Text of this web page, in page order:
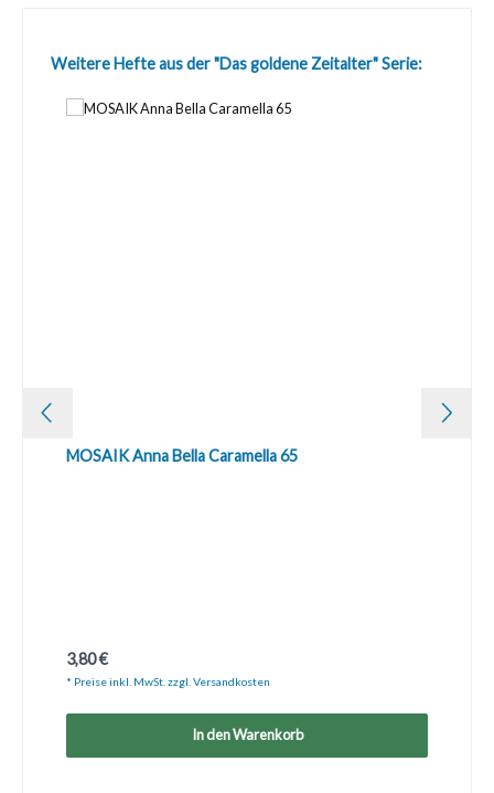
Produktgalerie überspringen
Weitere Hefte aus der "Das goldene Zeitalter" Serie:
MOSAIK Anna Bella Caramella 65
Regulärer Preis:
3,80 €
* Preise inkl. MwSt. zzgl. Versandkosten
In den Warenkorb